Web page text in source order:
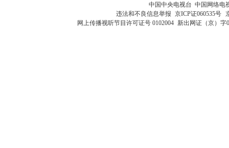
中国中央电视台 中国网络电
违法和不良信息举报 京ICP证060535号
网上传播视听节目许可证号 0102004 新出网证（京）